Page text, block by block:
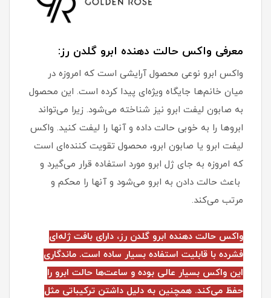
معرفی واکس حالت دهنده ابرو گلدن رز:
واکس ابرو نوعی محصول آرایشی است که امروزه در
میان خانم‌ها جایگاه ویژه‌ای پیدا کرده است. این محصول
به صابون لیفت ابرو نیز شناخته می‌شود. زیرا می‌تواند
ابروها را به خوبی حالت داده و آنها را لیفت کنید. واکس
لیفت ابرو یا صابون ابرو، محصول تقویت کننده‌ای است
که امروزه به جای ژل ابرو مورد استفاده قرار می‌گیرد و
باعث حالت دادن به ابرو می‌شود و آنها را محکم و
مرتب می‌کند.
واکس حالت دهنده ابرو گلدن رز، دارای بافت ژله‌ای
فشرده با قابلیت استفاده بسیار ساده است. ماندگاری
این واکس بسیار عالی بوده و ساعت‌ها حالت ابرو را
حفظ می‌کند. همچنین به دلیل داشتن ترکیباتی مثل